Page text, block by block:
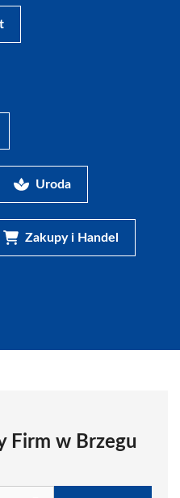
Uroda
Zakupy i Handel
Firm w Brzegu